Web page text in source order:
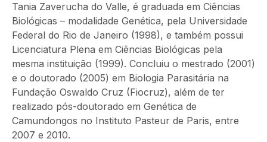
Tania Zaverucha do Valle, é graduada em Ciências
Biológicas – modalidade Genética, pela Universidade
Federal do Rio de Janeiro (1998), e também possui
Licenciatura Plena em Ciências Biológicas pela
mesma instituição (1999). Concluiu o mestrado (2001)
e o doutorado (2005) em Biologia Parasitária na
Fundação Oswaldo Cruz (Fiocruz), além de ter
realizado pós-doutorado em Genética de
Camundongos no Instituto Pasteur de Paris, entre
2007 e 2010.